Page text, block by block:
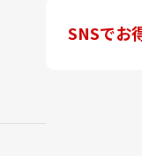
SNSでお